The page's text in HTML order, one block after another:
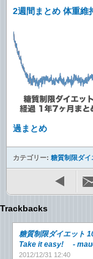
2週間まとめ 体重維
過まとめ
カテゴリー: 糖質制限ダイ
Trackbacks
糖質制限ダイエット
Take it easy! -
2012/12/31 12:40